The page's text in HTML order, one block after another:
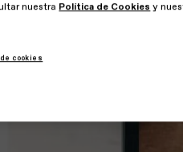
nuestra Política de Cookies y
cookies